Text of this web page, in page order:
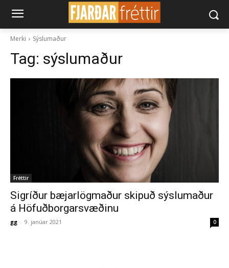
Merki Sýslumaður
Tag: sýslumaður
Fréttir
Sigríður bæjarlögmaður skipuð sýslumaður
á Höfuðborgarsvæðinu
gg - 9. janúar 2021 0